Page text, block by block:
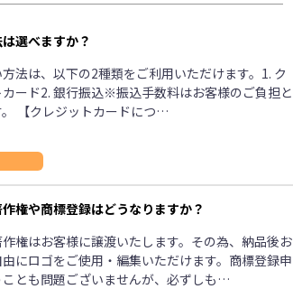
選べますか？
法は、以下の2種類をご利用いただけます。1. ク
カード2. 銀行振込※振込手数料はお客様のご負担と
。 【クレジットカードにつ…
権や商標登録はどうなりますか？
権はお客様に譲渡いたします。その為、納品後お
にロゴをご使用・編集いただけます。商標登録申
とも問題ございませんが、必ずしも…